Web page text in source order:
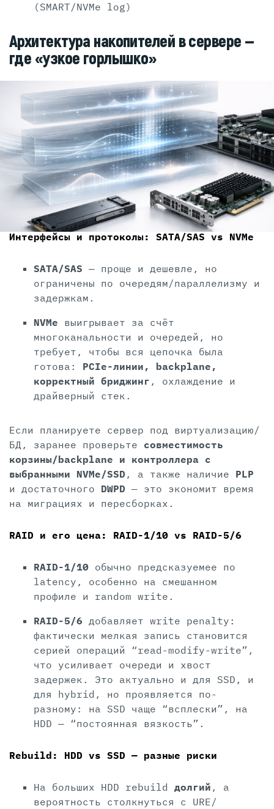
(SMART/NVMe log)
Архитектура накопителей в сервере —
где «узкое горлышко»
Интерфейсы и протоколы: SATA/SAS vs NVMe
SATA/SAS — проще и дешевле, но
ограничены по очередям/параллелизму и
задержкам.
NVMe выигрывает за счёт
многоканальности и очередей, но
требует, чтобы вся цепочка была
готова: PCIe-линии, backplane,
корректный бриджинг , охлаждение и
драйверный стек.
Если планируете сервер под виртуализацию/
БД, заранее проверьте совместимость
корзины/backplane и контроллера с
выбранными NVMe/SSD , а также наличие PLP
и достаточного DWPD — это экономит время
на миграциях и пересборках.
RAID и его цена: RAID-1/10 vs RAID-5/6
RAID-1/10 обычно предсказуемее по
latency, особенно на смешанном
профиле и random write.
RAID-5/6 добавляет write penalty:
фактически мелкая запись становится
серией операций “read-modify-write”,
что усиливает очереди и хвост
задержек. Это актуально и для SSD, и
для hybrid, но проявляется по-
разному: на SSD чаще “всплески”, на
HDD — “постоянная вязкость”.
Rebuild: HDD vs SSD — разные риски
На больших HDD rebuild долгий , а
вероятность столкнуться с URE/